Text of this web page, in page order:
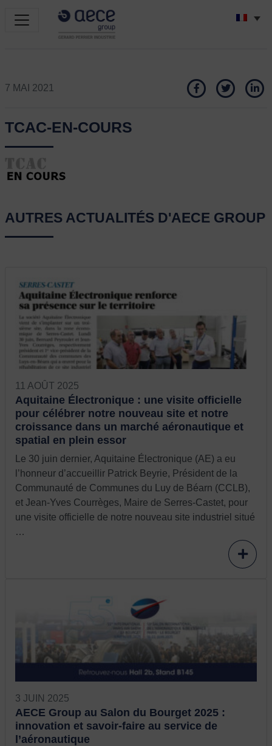
7 MAI 2021
TCAC-EN-COURS
AUTRES ACTUALITÉS D'AECE GROUP
11 AOÛT 2025
Aquitaine Électronique : une visite officielle
pour célébrer notre nouveau site et notre
croissance dans un marché aéronautique et
spatial en plein essor
Le 30 juin dernier, Aquitaine Électronique (AE) a eu
l’honneur d’accueillir Patrick Beyrie, Président de la
Communauté de Communes du Luy de Béarn (CCLB),
et Jean-Yves Courrèges, Maire de Serres-Castet, pour
une visite officielle de notre nouveau site industriel situé
…
3 JUIN 2025
AECE Group au Salon du Bourget 2025 :
innovation et savoir-faire au service de
l’aéronautique